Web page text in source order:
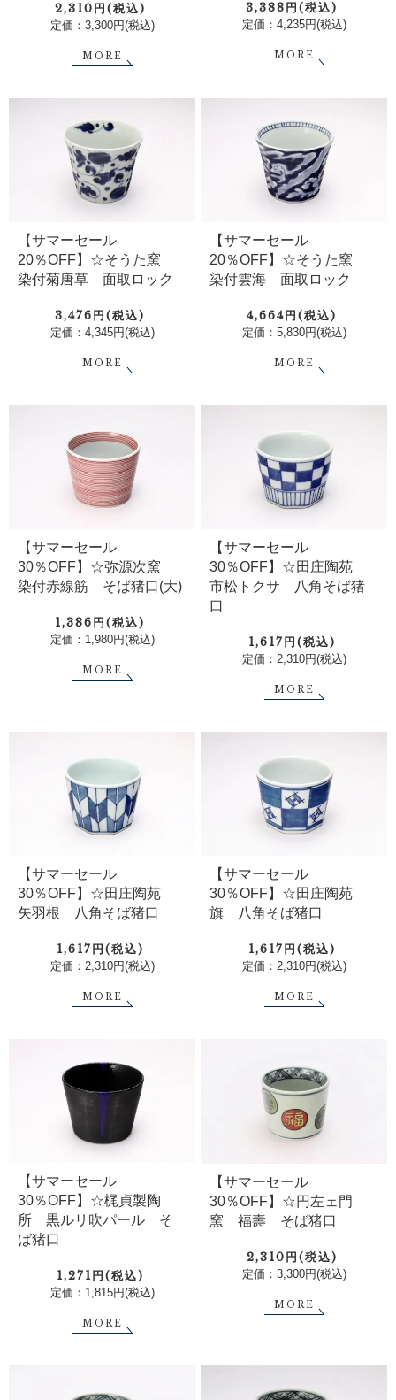
2,310円(税込)
定価：3,300円(税込)
MORE
3,388円(税込)
定価：4,235円(税込)
MORE
【サマーセール
20％OFF】☆そうた窯
染付菊唐草 面取ロック
3,476円(税込)
定価：4,345円(税込)
MORE
【サマーセール
20％OFF】☆そうた窯
染付雲海 面取ロック
4,664円(税込)
定価：5,830円(税込)
MORE
【サマーセール
30％OFF】☆弥源次窯
染付赤線筋 そば猪口(大)
1,386円(税込)
定価：1,980円(税込)
MORE
【サマーセール
30％OFF】☆田庄陶苑
市松トクサ 八角そば猪
口
1,617円(税込)
定価：2,310円(税込)
MORE
【サマーセール
30％OFF】☆田庄陶苑
矢羽根 八角そば猪口
1,617円(税込)
定価：2,310円(税込)
MORE
【サマーセール
30％OFF】☆田庄陶苑
旗 八角そば猪口
1,617円(税込)
定価：2,310円(税込)
MORE
【サマーセール
30％OFF】☆梶貞製陶
所 黒ルリ吹パール そ
ば猪口
1,271円(税込)
定価：1,815円(税込)
MORE
【サマーセール
30％OFF】☆円左ェ門
窯 福壽 そば猪口
2,310円(税込)
定価：3,300円(税込)
MORE